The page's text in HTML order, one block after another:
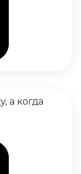
а когда